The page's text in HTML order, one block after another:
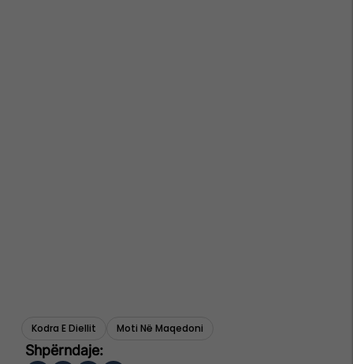
Kodra E Diellit Moti Në Maqedoni